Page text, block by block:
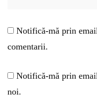
Notifică-mă prin
comentarii.
Notifică-mă prin
noi.